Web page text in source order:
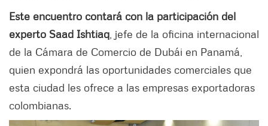
Este encuentro contará con la participación del
experto Saad Ishtiaq , jefe de la oficina internacional
de la Cámara de Comercio de Dubái en Panamá,
quien expondrá las oportunidades comerciales que
esta ciudad les ofrece a las empresas exportadoras
colombianas.